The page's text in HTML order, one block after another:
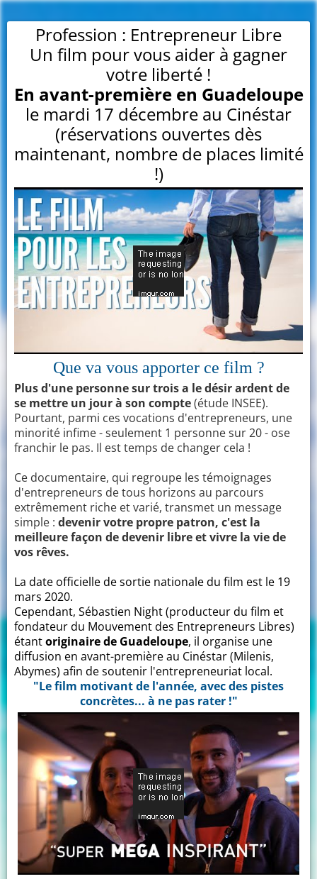
Profession : Entrepreneur Libre
Un film pour vous aider à gagner
votre liberté !
En avant-première en Guadeloupe
le mardi 17 décembre au Cinéstar
(réservations ouvertes dès
maintenant, nombre de places limité
!)
Que va vous apporter ce film ?
Plus d'une personne sur trois a le désir ardent de
se mettre un jour à son compte(étude INSEE).
Pourtant, parmi ces vocations d'entrepreneurs, une
minorité infime - seulement 1 personne sur 20 - ose
franchir le pas. Il est temps de changer cela !
Ce documentaire, qui regroupe les témoignages
d'entrepreneurs de tous horizons au parcours
extrêmement riche et varié, transmet un message
simple : devenir votre propre patron, c'est la
meilleure façon de devenir libre et vivre la vie de
vos rêves.
La date officielle de sortie nationale du film est le 19
mars 2020.
Cependant, Sébastien Night (producteur du film et
fondateur du Mouvement des Entrepreneurs Libres)
étantoriginaire de Guadeloupe, il organise une
diffusion en avant-première au Cinéstar (Milenis,
Abymes) afin de soutenir l'entrepreneuriat local.
"Le film motivant de l'année, avec des pistes
concrètes... à ne pas rater !"